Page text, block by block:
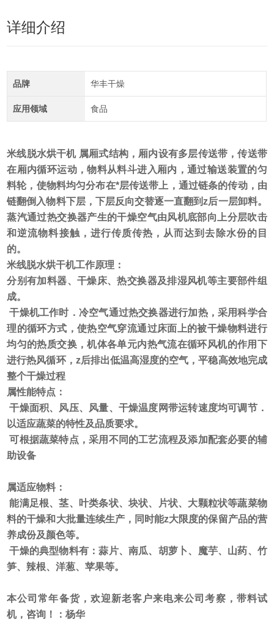
详细介绍
品牌 华丰干燥
应用领域 食品
米线脱水烘干机属厢式结构，厢内设有多层传送带，传送带
在厢内循环运动，物料从料斗进入厢内，通过输送装置的匀
料轮，使物料均匀分布在*层传送带上，通过链条的传动，由
链翻倒入物料下层，下层反向交替逐一直翻到z后一层卸料。
蒸汽通过热交换器产生的干燥空气由风机底部向上分层吹击
和逆流物料接触，进行传质传热，从而达到去除水份的目
的。
米线脱水烘干机工作原理：
分别有加料器、干燥床、热交换器及排湿风机等主要部件组
成。
干燥机工作时．冷空气通过热交换器进行加热，采用科学合
理的循环方式，使热空气穿流通过床面上的被干燥物料进行
均匀的热质交换，机体各单元内热气流在循环风机的作用下
进行热风循环，z后排出低温高湿度的空气，平稳高效地完成
整个干燥过程
属性能特点：
干燥面积、风压、风量、干燥温度网带运转速度均可调节．
以适应蔬菜的特性及品质要求。
可根据蔬菜特点，采用不同的工艺流程及添加配套必要的辅
助设备
属适应物料：
能满足根、茎、叶类条状、块状、片状、大颗粒状等蔬菜物
料的干燥和大批量连续生产，同时能z大限度的保留产品的营
养成份及颜色等。
干燥的典型物料有：蒜片、南瓜、胡萝卜、魔芋、山药、竹
笋、辣根、洋葱、苹果等。
本公司常年备货，欢迎新老客户来电来公司考察，带料试
机，咨询！：杨华